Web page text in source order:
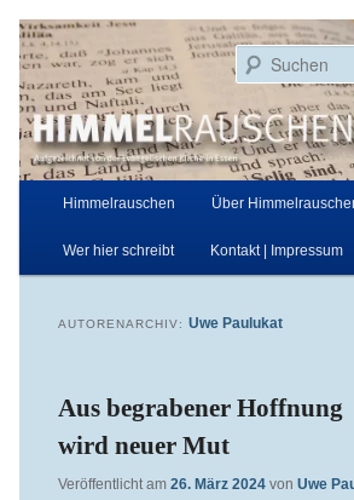
primären
Inhalt
springen
sekundären
Inhalt
springen
Himmelrauschen
Aufgezeichnet von der Evangelischen
Hauptmenü
Himmelrauschen Über
Wer hier schreibt Kontakt | Impressum
AUTORENARCHIV: Uwe Paulukat
Aus begrabener Hoffnung
wird neuer Mut
Veröffentlicht am 26. März 2024 von Uwe